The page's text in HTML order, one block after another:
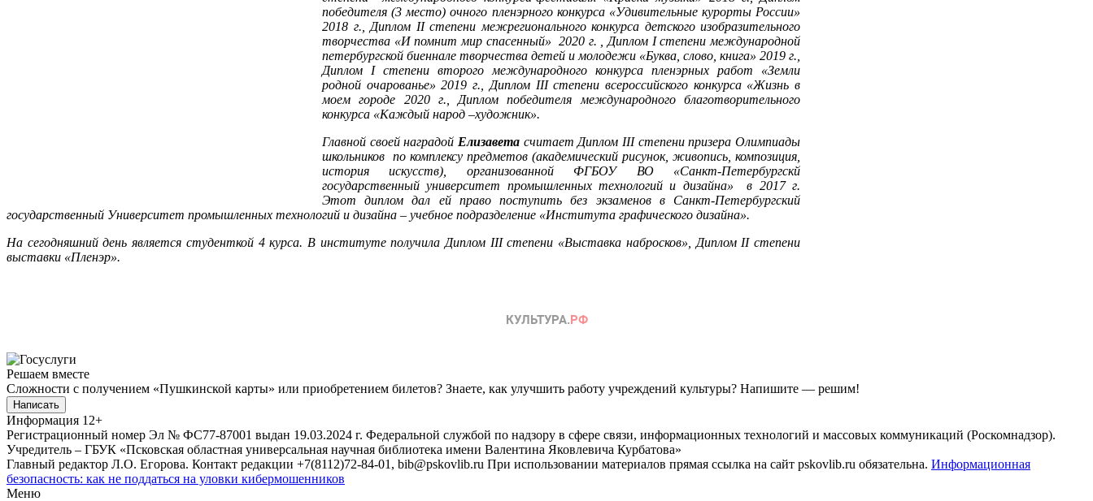
победителя (3 место) очного пленэрного конкурса «Удивительные курорты России»
2018 г., Диплом II степени межрегионального конкурса детского изобразительного
творчества «И помнит мир спасенный» 2020 г. , Диплом I степени международной
петербургской биеннале творчества детей и молодежи «Буква, слово, книга» 2019 г.,
Диплом I степени второго международного конкурса пленэрных работ «Земли
родной очарованье» 2019 г., Диплом III степени всероссийского конкурса «Жизнь в
моем городе 2020 г., Диплом победителя международного благотворительного
конкурса «Каждый народ –художник».
Главной своей наградой Елизавета считает Диплом III степени призера Олимпиады
школьников по комплексу предметов (академический рисунок, живопись, композиция,
история искусств), организованной ФГБОУ ВО «Санкт-Петербургскй
государственный университет промышленных технологий и дизайна» в 2017 г.
Этот диплом дал ей право поступить без экзаменов в Санкт-Петербургский
государственный Университет промышленных технологий и дизайна – учебное подразделение «Института графического дизайна».
На сегодняшний день является студенткой 4 курса. В институте получила Диплом III степени «Выставка набросков», Диплом II степени
выставки «Пленэр».
Решаем вместе
Сложности с получением «Пушкинской карты» или приобретением билетов? Знаете, как улучшить работу учреждений культуры? Напишите — решим!
Написать
Информация 12+
Регистрационный номер Эл № ФС77-87001 выдан 19.03.2024 г. Федеральной службой по надзору в сфере связи, информационных технологий и массовых коммуникаций (Роскомнадзор).
Учредитель – ГБУК «Псковская областная универсальная научная библиотека имени Валентина Яковлевича Курбатова»
Главный редактор Л.О. Егорова. Контакт редакции +7(8112)72-84-01, bib@pskovlib.ru При использовании материалов прямая ссылка на сайт pskovlib.ru обязательна. Информационная
безопасность: как не поддаться на уловки кибермошенников
Меню